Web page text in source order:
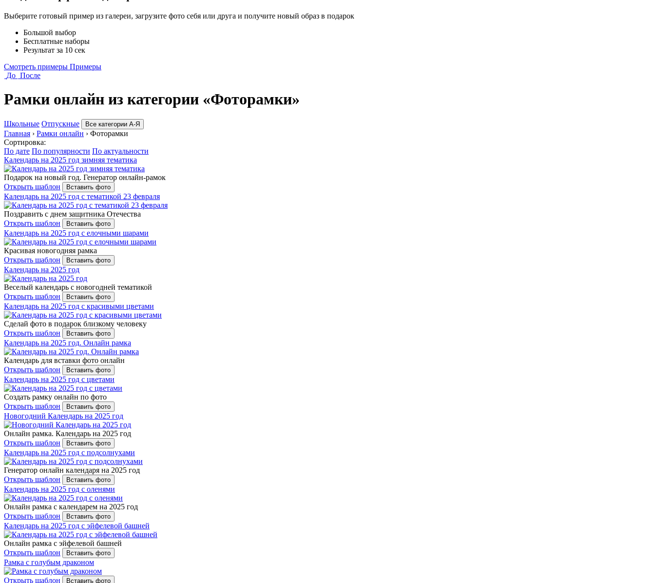
Выберите готовый пример из галереи, загрузите фото себя или друга и получите новый образ в подарок
Большой выбор
Бесплатные наборы
Результат за 10 сек
Смотреть примеры Примеры
До После
Рамки онлайн из категории «Фоторамки»
Школьные Отпускные Все категории А-Я
Главная › Рамки онлайн › Фоторамки
Сортировка:
По дате По популярности По актуальности
Календарь на 2025 год зимняя тематика
Подарок на новый год. Генератор онлайн-рамок
Открыть шаблон
Вставить фото
Календарь на 2025 год с тематикой 23 февраля
Поздравить с днем защитника Отечества
Открыть шаблон
Вставить фото
Календарь на 2025 год с елочными шарами
Красивая новогодняя рамка
Открыть шаблон
Вставить фото
Календарь на 2025 год
Веселый календарь с новогодней тематикой
Открыть шаблон
Вставить фото
Календарь на 2025 год с красивыми цветами
Сделай фото в подарок близкому человеку
Открыть шаблон
Вставить фото
Календарь на 2025 год. Онлайн рамка
Календарь для вставки фото онлайн
Открыть шаблон
Вставить фото
Календарь на 2025 год с цветами
Создать рамку онлайн по фото
Открыть шаблон
Вставить фото
Новогодний Календарь на 2025 год
Онлайн рамка. Календарь на 2025 год
Открыть шаблон
Вставить фото
Календарь на 2025 год с подсолнухами
Генератор онлайн календаря на 2025 год
Открыть шаблон
Вставить фото
Календарь на 2025 год с оленями
Онлайн рамка с календарем на 2025 год
Открыть шаблон
Вставить фото
Календарь на 2025 год с эйфелевой башней
Онлайн рамка с эйфелевой башней
Открыть шаблон
Вставить фото
Рамка с голубым драконом
Открыть шаблон Вставить фото